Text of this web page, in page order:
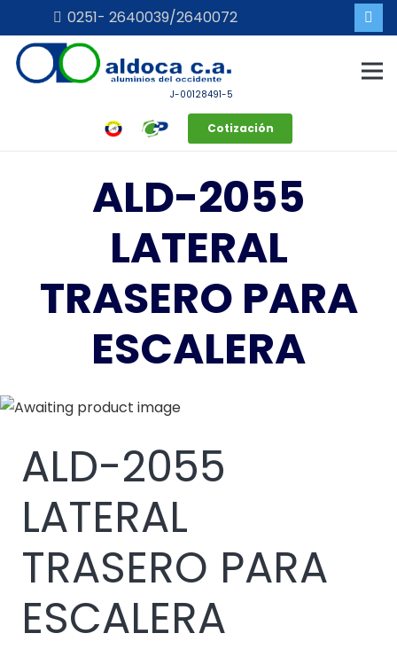
0251- 2640039/2640072
J-00128491-5
Cotización
ALD-2055
LATERAL
TRASERO PARA
ESCALERA
ALD-2055
LATERAL
TRASERO PARA
ESCALERA